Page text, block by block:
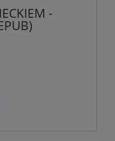
-